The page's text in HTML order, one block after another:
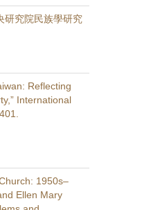
研究院民族學研究
Reflecting
International
1950s–
Ellen Mary